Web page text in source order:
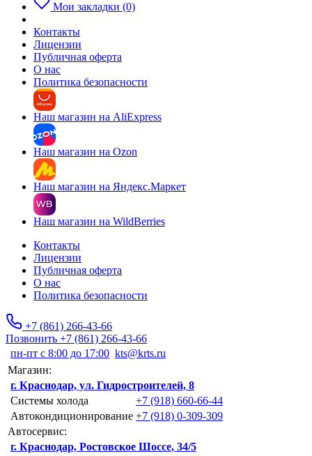
Мои закладки (0)
Контакты
Лицензии
Публичная оферта
О нас
Политика безопасности
Наш магазин на AliExpress
Наш магазин на Ozon
Наш магазин на Яндекс.Маркет
Наш магазин на WildBerries
Контакты
Лицензии
Публичная оферта
О нас
Политика безопасности
+7 (861) 266-43-66
Позвонить +7 (861) 266-43-66
пн-пт с 8:00 до 17:00 kts@krts.ru
Магазин:
г. Краснодар, ул. Гидростроителей, 8
Системы холода
+7 (918) 660-66-44
Автокондиционирование +7 (918) 0-309-309
Автосервис:
г. Краснодар, Ростовское Шоссе, 34/5